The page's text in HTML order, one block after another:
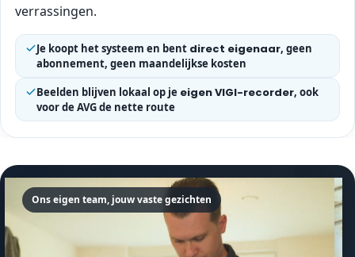
verrassingen.
Je koopt het systeem en bent direct eigenaar, geen
abonnement, geen maandelijkse kosten
Beelden blijven lokaal op je eigen VIGI-recorder, ook
voor de AVG de nette route
Ons eigen team, jouw vaste gezichten